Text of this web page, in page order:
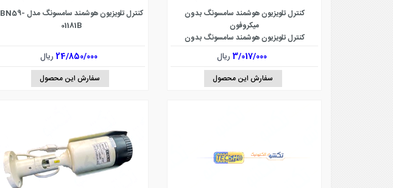
کنترل تلویزیون هوشمند سامسونگ بدون
میکروفون
کنترل تلويزيون هوشمند سامسونگ بدون
ميکروفون
3/017/000ریال
سفارش این محصول
کنترل تلویزیون هوشمند سامسونگ مدل BN59-
01181B
24/850/000ریال
سفارش این محصول